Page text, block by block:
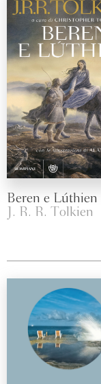
Beren e Lúthien
J. R. R. Tolkien